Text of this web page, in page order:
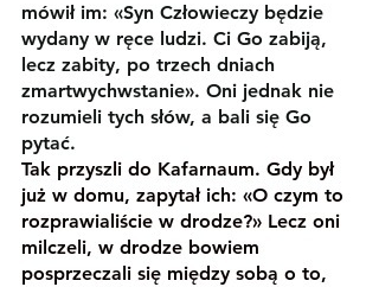
mówił im: «Syn Człowieczy będzie
wydany w ręce ludzi. Ci Go zabiją,
lecz zabity, po trzech dniach
zmartwychwstanie». Oni jednak nie
rozumieli tych słów, a bali się Go
pytać.
Tak przyszli do Kafarnaum. Gdy był
już w domu, zapytał ich: «O czym to
rozprawialiście w drodze?» Lecz oni
milczeli, w drodze bowiem
posprzeczali się między sobą o to,